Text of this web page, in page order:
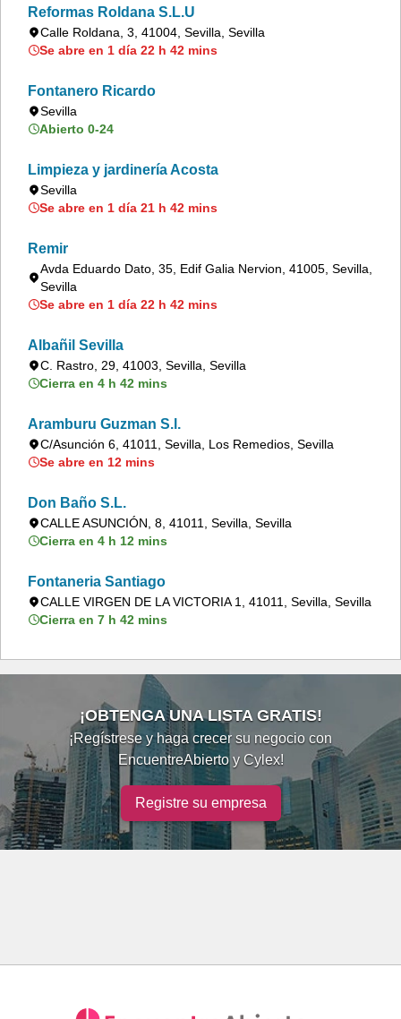
Reformas Roldana S.L.U
Calle Roldana, 3, 41004, Sevilla, Sevilla
Se abre en 1 día 22 h 42 mins
Fontanero Ricardo
Sevilla
Abierto 0-24
Limpieza y jardinería Acosta
Sevilla
Se abre en 1 día 21 h 42 mins
Remir
Avda Eduardo Dato, 35, Edif Galia Nervion, 41005, Sevilla,
Sevilla
Se abre en 1 día 22 h 42 mins
Albañil Sevilla
C. Rastro, 29, 41003, Sevilla, Sevilla
Cierra en 4 h 42 mins
Aramburu Guzman S.l.
C/Asunción 6, 41011, Sevilla, Los Remedios, Sevilla
Se abre en 12 mins
Don Baño S.L.
CALLE ASUNCIÓN, 8, 41011, Sevilla, Sevilla
Cierra en 4 h 12 mins
Fontaneria Santiago
CALLE VIRGEN DE LA VICTORIA 1, 41011, Sevilla, Sevilla
Cierra en 7 h 42 mins
¡OBTENGA UNA LISTA GRATIS!
¡Regístrese y haga crecer su negocio con
EncuentreAbierto y Cylex!
Registre su empresa